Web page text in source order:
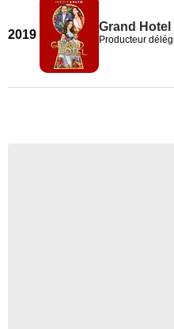
2019
Grand Hotel
Producteur